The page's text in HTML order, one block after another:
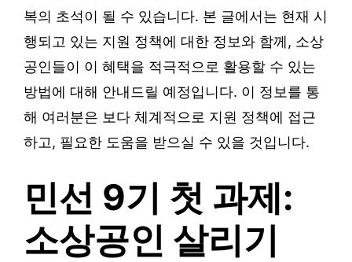
복의 초석이 될 수 있습니다. 본 글에서는 현재 시
행되고 있는 지원 정책에 대한 정보와 함께, 소상
공인들이 이 혜택을 적극적으로 활용할 수 있는
방법에 대해 안내드릴 예정입니다. 이 정보를 통
해 여러분은 보다 체계적으로 지원 정책에 접근
하고, 필요한 도움을 받으실 수 있을 것입니다.
민선 9기 첫 과제:
소상공인 살리기